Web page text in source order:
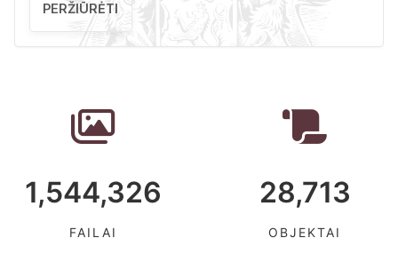
PERŽIŪRĖTI
1,544,326
FAILAI
28,713
OBJEKTAI